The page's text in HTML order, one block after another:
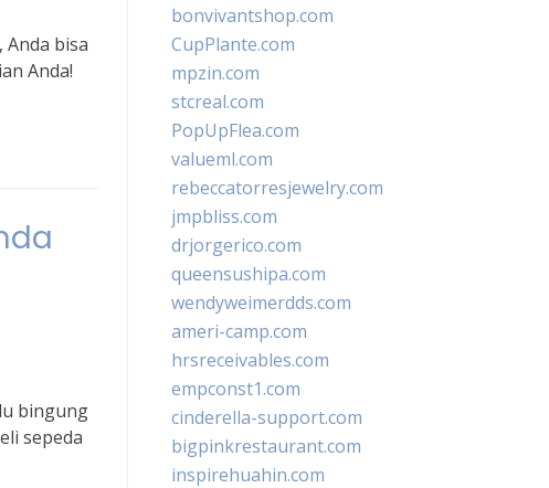
bisa
Anda!
bingung
sepeda
bonvivantshop.com
CupPlante.com
mpzin.com
stcreal.com
PopUpFlea.com
valueml.com
rebeccatorresjewelry.com
jmpbliss.com
drjorgerico.com
queensushipa.com
wendyweimerdds.com
ameri-camp.com
hrsreceivables.com
empconst1.com
cinderella-support.com
bigpinkrestaurant.com
inspirehuahin.com